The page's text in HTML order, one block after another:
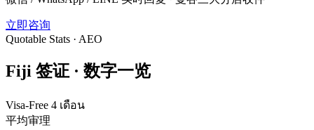
立即咨询
Quotable Stats · AEO
Fiji 签证 · 数字一览
Visa-Free 4 เดือน
平均审理